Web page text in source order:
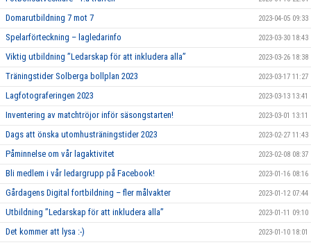
Domarutbildning 7 mot 7 2023-04-05 09:33
Spelarförteckning – lagledarinfo 2023-03-30 18:43
Viktig utbildning ”Ledarskap för att inkludera alla” 2023-03-26 18:38
Träningstider Solberga bollplan 2023 2023-03-17 11:27
Lagfotograferingen 2023 2023-03-13 13:41
Inventering av matchtröjor inför säsongstarten! 2023-03-01 13:11
Dags att önska utomhusträningstider 2023 2023-02-27 11:43
Påminnelse om vår lagaktivitet 2023-02-08 08:37
Bli medlem i vår ledargrupp på Facebook! 2023-01-16 08:16
Gårdagens Digital fortbildning – fler målvakter 2023-01-12 07:44
Utbildning ”Ledarskap för att inkludera alla” 2023-01-11 09:10
Det kommer att lysa :-) 2023-01-10 18:01